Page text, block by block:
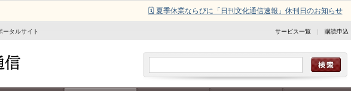
🗓️ 夏季休業ならびに「日刊文化通信速報」休刊日のお知らせ
ータルサイト サービス一覧 | 購読申込